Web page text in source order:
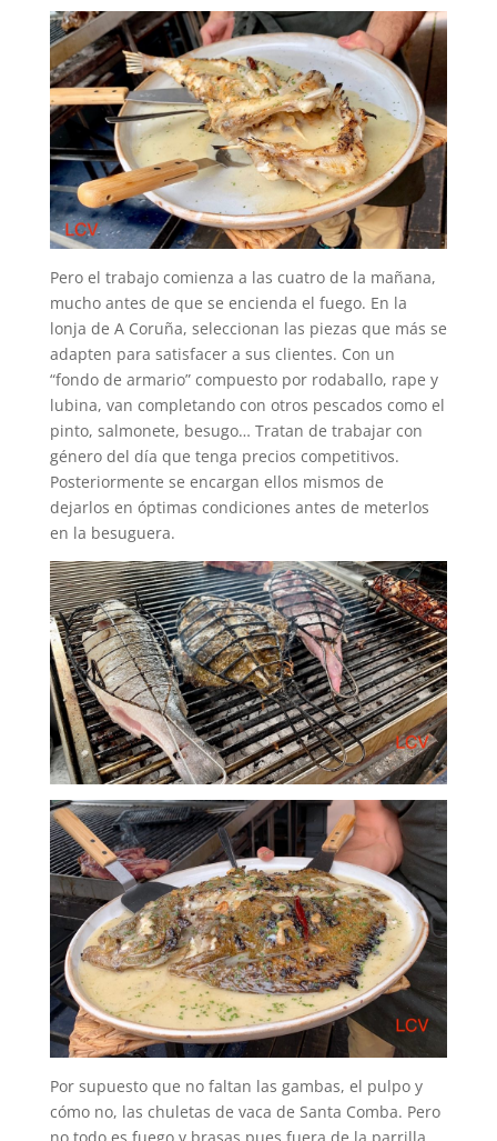
Pero el trabajo comienza a las cuatro de la mañana,
mucho antes de que se encienda el fuego. En la
lonja de A Coruña, seleccionan las piezas que más se
adapten para satisfacer a sus clientes. Con un
“fondo de armario” compuesto por rodaballo, rape y
lubina, van completando con otros pescados como el
pinto, salmonete, besugo… Tratan de trabajar con
género del día que tenga precios competitivos.
Posteriormente se encargan ellos mismos de
dejarlos en óptimas condiciones antes de meterlos
en la besuguera.
Por supuesto que no faltan las gambas, el pulpo y
cómo no, las chuletas de vaca de Santa Comba. Pero